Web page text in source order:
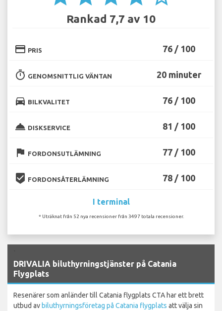
Rankad 7,7 av 10
credit_card PRIS 76 / 100
timer GENOMSNITTLIG VÄNTAN 20 minuter
directions_car BILKVALITET 76 / 100
room_service DISKSERVICE 81 / 100
flag FORDONSUTLÄMNING 77 / 100
beenhere FORDONSÅTERLÄMNING 78 / 100
I terminal
* Uträknat från 52 nya recensioner från 3497 totala recensioner.
DRIVALIA biluthyrningstjänster på Catania
Flygplats
Resenärer som anländer till Catania flygplats CTA har ett brett
utbud avbiluthyrningsföretag på Catania flygplats att välja sin